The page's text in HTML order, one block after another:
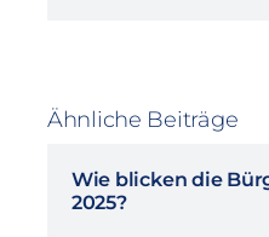
Ähnliche Beiträge
Wie blicken die
2025?